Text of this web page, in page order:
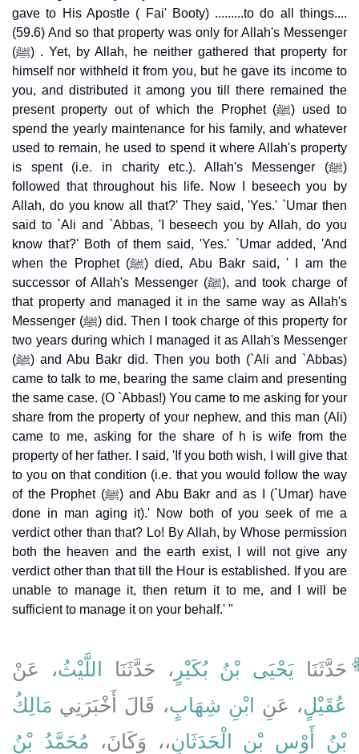
gave to His Apostle ( Fai' Booty) .........to do all things....
(59.6) And so that property was only for Allah's Messenger
(ﷺ) . Yet, by Allah, he neither gathered that property for
himself nor withheld it from you, but he gave its income to
you, and distributed it among you till there remained the
present property out of which the Prophet (ﷺ) used to
spend the yearly maintenance for his family, and whatever
used to remain, he used to spend it where Allah's property
is spent (i.e. in charity etc.). Allah's Messenger (ﷺ)
followed that throughout his life. Now I beseech you by
Allah, do you know all that?' They said, 'Yes.' `Umar then
said to `Ali and `Abbas, 'I beseech you by Allah, do you
know that?' Both of them said, 'Yes.' `Umar added, 'And
when the Prophet (ﷺ) died, Abu Bakr said, ' I am the
successor of Allah's Messenger (ﷺ), and took charge of
that property and managed it in the same way as Allah's
Messenger (ﷺ) did. Then I took charge of this property for
two years during which I managed it as Allah's Messenger
(ﷺ) and Abu Bakr did. Then you both (`Ali and `Abbas)
came to talk to me, bearing the same claim and presenting
the same case. (O `Abbas!) You came to me asking for your
share from the property of your nephew, and this man (Ali)
came to me, asking for the share of h is wife from the
property of her father. I said, 'If you both wish, I will give that
to you on that condition (i.e. that you would follow the way
of the Prophet (ﷺ) and Abu Bakr and as I (`Umar) have
done in man aging it).' Now both of you seek of me a
verdict other than that? Lo! By Allah, by Whose permission
both the heaven and the earth exist, I will not give any
verdict other than that till the Hour is established. If you are
unable to manage it, then return it to me, and I will be
sufficient to manage it on your behalf.' "
حَدَّثَنَا يَحْيَى بْنُ بُكَيْرٍ ، حَدَّثَنَا اللَّيْثُ، عَنْ
عُقَيْلٍ، عَنِ ابْنِ شِهَابٍ، قَالَ أَخْبَرَنِي مَالِكُ
بْنُ أَوْسِ بْنِ الْحَدَثَانِ،، وَكَانَ، مُحَمَّدُ بْنُ